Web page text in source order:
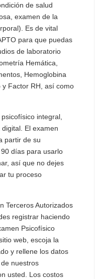
de salud
examen de la
Es de vital
para que puedas
de laboratorio
Hemática,
Hemoglobina
Factor RH, así como
integral,
El examen
partir de su
días para usarlo
así que no dejes
tu proceso
Terceros Autorizados
registrar haciendo
Psicofísico
web, escoja la
y rellene los datos
nuestros
usted. Los costos